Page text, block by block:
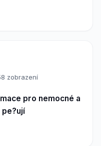
zobrazení
pro nemocné a
pe?ují